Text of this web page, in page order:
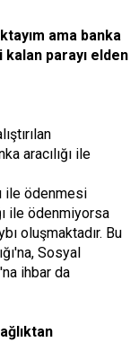
ama banka
parayı elden
aracılığı ile
ile ödenmesi
ile ödenmiyorsa
oluşmaktadır. Bu
Sosyal
ihbar da